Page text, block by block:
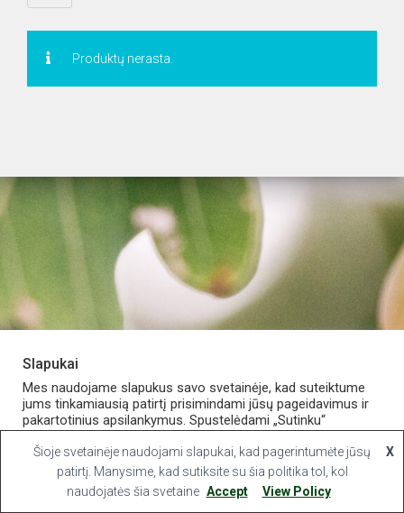
Produktų nerasta.
PARDUOTUVĖ APIE VAISTINĘ MANO PASKYRA
KONTAKTAI
Hestia | Developed byThemeIsle
Slapukai
Mes naudojame slapukus savo svetainėje, kad suteiktume
jums tinkamiausią patirtį prisimindami jūsų pageidavimus ir
pakartotinius apsilankymus. Spustelėdami „Sutinku“
sutinkate naudoti VISUS slapukus.
Slapukų nustatymai Sutinku
Šioje svetainėje naudojami slapukai, kad pagerintumėte jūsų
patirtį. Manysime, kad sutiksite su šia politika tol, kol
naudojatės šia svetaine
X
Accept View Policy